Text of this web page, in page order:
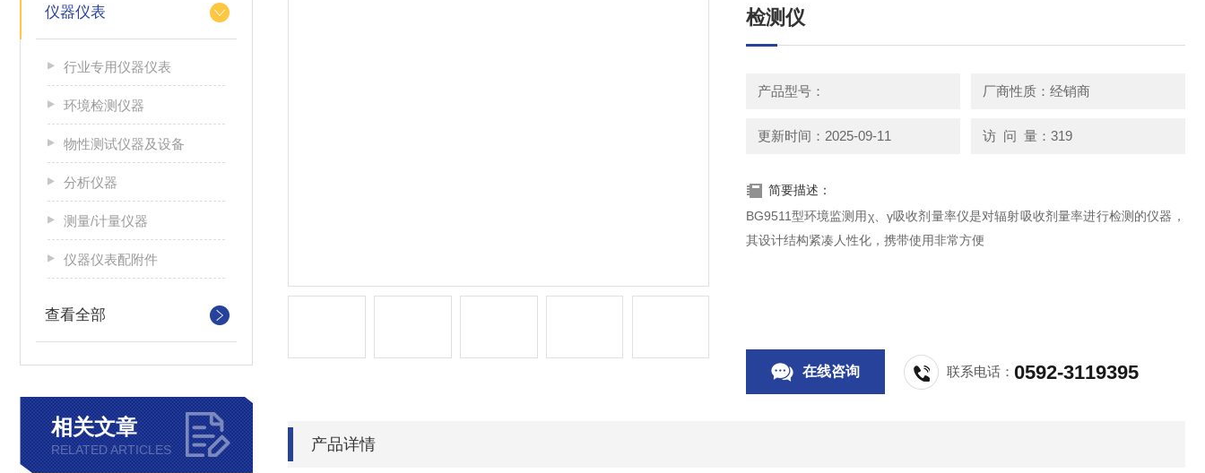
仪器仪表
行业专用仪器仪表
环境检测仪器
物性测试仪器及设备
分析仪器
测量/计量仪器
仪器仪表配附件
查看全部
相关文章
RELATED ARTICLES
检测仪
产品型号： 厂商性质：经销商
更新时间：2025-09-11 访 问 量：319
简要描述：
BG9511型环境监测用χ、γ吸收剂量率仪是对辐射吸收剂量率进行检测的仪器，
其设计结构紧凑人性化，携带使用非常方便
在线咨询 联系电话：0592-3119395
产品详情